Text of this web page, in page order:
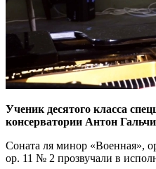
Ученик десятого класса
консерватории Антон
Соната ля минор «Военная»,
ор. 11 № 2 прозвучали в